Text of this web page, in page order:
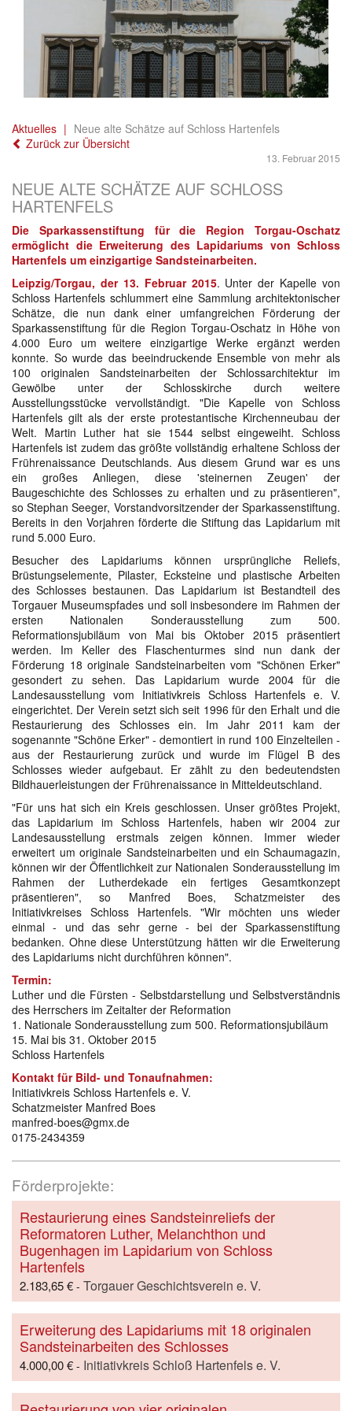
Aktuelles
Neue alte Schätze auf Schloss Hartenfels
Zurück zur Übersicht
13. Februar 2015
NEUE ALTE SCHÄTZE AUF SCHLOSS
HARTENFELS
Die Sparkassenstiftung für die Region Torgau-Oschatz
ermöglicht die Erweiterung des Lapidariums von Schloss
Hartenfels um einzigartige Sandsteinarbeiten.
Leipzig/Torgau, der 13. Februar 2015. Unter der Kapelle von
Schloss Hartenfels schlummert eine Sammlung architektonischer
Schätze, die nun dank einer umfangreichen Förderung der
Sparkassenstiftung für die Region Torgau-Oschatz in Höhe von
4.000 Euro um weitere einzigartige Werke ergänzt werden
konnte. So wurde das beeindruckende Ensemble von mehr als
100 originalen Sandsteinarbeiten der Schlossarchitektur im
Gewölbe unter der Schlosskirche durch weitere
Ausstellungsstücke vervollständigt. "Die Kapelle von Schloss
Hartenfels gilt als der erste protestantische Kirchenneubau der
Welt. Martin Luther hat sie 1544 selbst eingeweiht. Schloss
Hartenfels ist zudem das größte vollständig erhaltene Schloss der
Frührenaissance Deutschlands. Aus diesem Grund war es uns
ein großes Anliegen, diese 'steinernen Zeugen' der
Baugeschichte des Schlosses zu erhalten und zu präsentieren",
so Stephan Seeger, Vorstandvorsitzender der Sparkassenstiftung.
Bereits in den Vorjahren förderte die Stiftung das Lapidarium mit
rund 5.000 Euro.
Besucher des Lapidariums können ursprüngliche Reliefs,
Brüstungselemente, Pilaster, Ecksteine und plastische Arbeiten
des Schlosses bestaunen. Das Lapidarium ist Bestandteil des
Torgauer Museumspfades und soll insbesondere im Rahmen der
ersten Nationalen Sonderausstellung zum 500.
Reformationsjubiläum von Mai bis Oktober 2015 präsentiert
werden. Im Keller des Flaschenturmes sind nun dank der
Förderung 18 originale Sandsteinarbeiten vom "Schönen Erker"
gesondert zu sehen. Das Lapidarium wurde 2004 für die
Landesausstellung vom Initiativkreis Schloss Hartenfels e. V.
eingerichtet. Der Verein setzt sich seit 1996 für den Erhalt und die
Restaurierung des Schlosses ein. Im Jahr 2011 kam der
sogenannte "Schöne Erker" - demontiert in rund 100 Einzelteilen -
aus der Restaurierung zurück und wurde im Flügel B des
Schlosses wieder aufgebaut. Er zählt zu den bedeutendsten
Bildhauerleistungen der Frührenaissance in Mitteldeutschland.
"Für uns hat sich ein Kreis geschlossen. Unser größtes Projekt,
das Lapidarium im Schloss Hartenfels, haben wir 2004 zur
Landesausstellung erstmals zeigen können. Immer wieder
erweitert um originale Sandsteinarbeiten und ein Schaumagazin,
können wir der Öffentlichkeit zur Nationalen Sonderausstellung im
Rahmen der Lutherdekade ein fertiges Gesamtkonzept
präsentieren", so Manfred Boes, Schatzmeister des
Initiativkreises Schloss Hartenfels. "Wir möchten uns wieder
einmal - und das sehr gerne - bei der Sparkassenstiftung
bedanken. Ohne diese Unterstützung hätten wir die Erweiterung
des Lapidariums nicht durchführen können".
Termin:
Luther und die Fürsten - Selbstdarstellung und Selbstverständnis
des Herrschers im Zeitalter der Reformation
1. Nationale Sonderausstellung zum 500. Reformationsjubiläum
15. Mai bis 31. Oktober 2015
Schloss Hartenfels
Kontakt für Bild- und Tonaufnahmen:
Initiativkreis Schloss Hartenfels e. V.
Schatzmeister Manfred Boes
manfred-boes@gmx.de
0175-2434359
Förderprojekte:
Restaurierung eines Sandsteinreliefs der
Reformatoren Luther, Melanchthon und
Bugenhagen im Lapidarium von Schloss
Hartenfels
2.183,65 € - Torgauer Geschichtsverein e. V.
Erweiterung des Lapidariums mit 18 originalen
Sandsteinarbeiten des Schlosses
4.000,00 € - Initiativkreis Schloß Hartenfels e. V.